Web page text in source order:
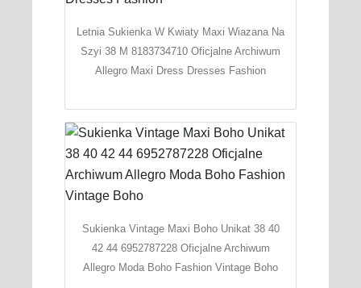
Letnia Sukienka W Kwiaty Maxi Wiazana Na
Szyi 38 M 8183734710 Oficjalne Archiwum
Allegro Maxi Dress Dresses Fashion
Sukienka Vintage Maxi Boho Unikat 38 40
42 44 6952787228 Oficjalne Archiwum
Allegro Moda Boho Fashion Vintage Boho